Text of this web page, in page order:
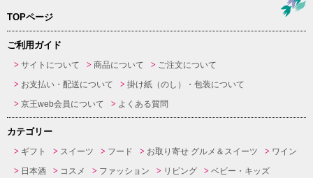
TOPページ
ご利用ガイド
サイトについて 商品について
ご注文について
お支払い・配送について
掛け紙（のし）・包装について
京王web会員について
よくある質問
カテゴリー
ギフト スイーツ フード お取り寄せ グルメ＆スイーツ
ワイン
日本酒
コスメ ファッション リビング
ベビー・キッズ